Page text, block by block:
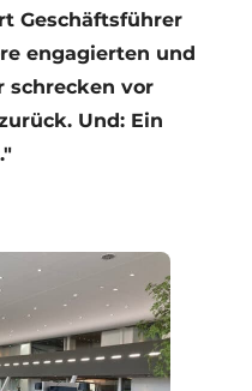
Geschäftsführer
engagierten und
schrecken vor
Und: Ein